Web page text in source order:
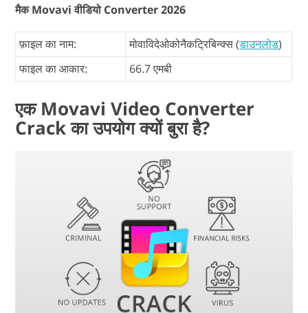
मैक Movavi वीडियो Converter 2026
फ़ाइल का नाम: मोवाविदेओकोनैकट्रिबिन्क्स (डाउनलोड)
फाइल का आकार:
66.7 एमबी
एक Movavi Video Converter
Crack का उपयोग क्यों बुरा है?